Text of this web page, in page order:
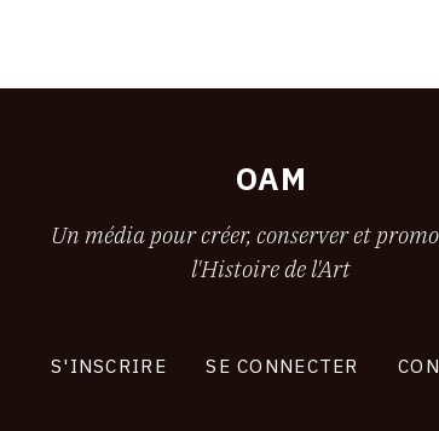
OAM
Un média pour créer, conserver et
l'Histoire de l'Art
S'INSCRIRE SE CONNECTER